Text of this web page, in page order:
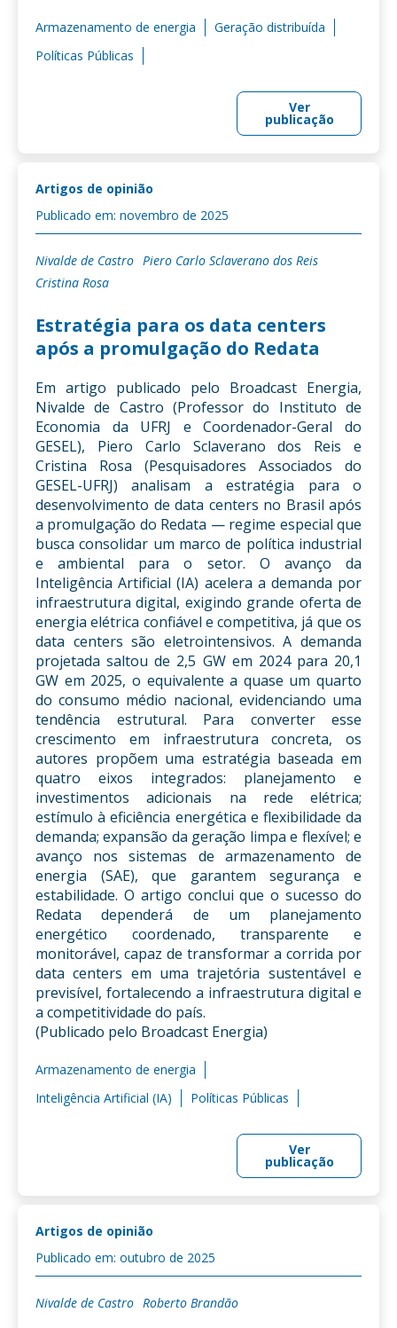
Armazenamento de energia
Geração distribuída
Políticas Públicas
Ver
publicação
Artigos de opinião
Publicado em: novembro de 2025
Nivalde de Castro Piero Carlo Sclaverano dos Reis
Cristina Rosa
Estratégia para os data centers
após a promulgação do Redata
Em artigo publicado pelo Broadcast Energia,
Nivalde de Castro (Professor do Instituto de
Economia da UFRJ e Coordenador-Geral do
GESEL), Piero Carlo Sclaverano dos Reis e
Cristina Rosa (Pesquisadores Associados do
GESEL-UFRJ) analisam a estratégia para o
desenvolvimento de data centers no Brasil após
a promulgação do Redata — regime especial que
busca consolidar um marco de política industrial
e ambiental para o setor. O avanço da
Inteligência Artificial (IA) acelera a demanda por
infraestrutura digital, exigindo grande oferta de
energia elétrica confiável e competitiva, já que os
data centers são eletrointensivos. A demanda
projetada saltou de 2,5 GW em 2024 para 20,1
GW em 2025, o equivalente a quase um quarto
do consumo médio nacional, evidenciando uma
tendência estrutural. Para converter esse
crescimento em infraestrutura concreta, os
autores propõem uma estratégia baseada em
quatro eixos integrados: planejamento e
investimentos adicionais na rede elétrica;
estímulo à eficiência energética e flexibilidade da
demanda; expansão da geração limpa e flexível; e
avanço nos sistemas de armazenamento de
energia (SAE), que garantem segurança e
estabilidade. O artigo conclui que o sucesso do
Redata dependerá de um planejamento
energético coordenado, transparente e
monitorável, capaz de transformar a corrida por
data centers em uma trajetória sustentável e
previsível, fortalecendo a infraestrutura digital e
a competitividade do país.
(Publicado pelo Broadcast Energia)
Armazenamento de energia
Inteligência Artificial (IA)
Políticas Públicas
Ver
publicação
Artigos de opinião
Publicado em: outubro de 2025
Nivalde de Castro Roberto Brandão